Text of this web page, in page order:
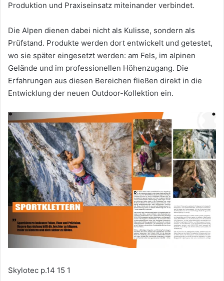
Produktion und Praxiseinsatz miteinander verbindet.
Die Alpen dienen dabei nicht als Kulisse, sondern als
Prüfstand. Produkte werden dort entwickelt und getestet,
wo sie später eingesetzt werden: am Fels, im alpinen
Gelände und im professionellen Höhenzugang. Die
Erfahrungen aus diesen Bereichen fließen direkt in die
Entwicklung der neuen Outdoor-Kollektion ein.
Skylotec p.14 15 1